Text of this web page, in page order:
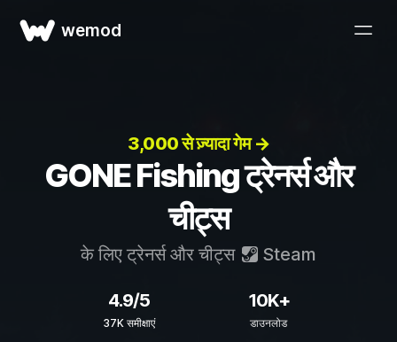
wemod
3,000 से ज़्यादा गेम →
GONE Fishing ट्रेनर्स और
चीट्स
के लिए ट्रेनर्स और चीट्स Steam
4.9/5
37K समीक्षाएं
10K+
डाउनलोड